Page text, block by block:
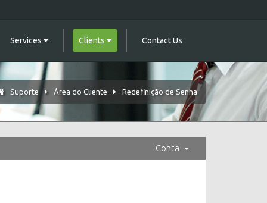
Services Clients Contact Us
Suporte Área do Cliente Redefinição de Senha
Conta